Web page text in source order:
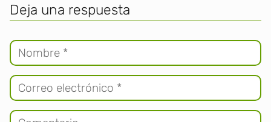
Deja una respuesta